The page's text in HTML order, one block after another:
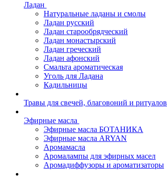
Ладан
Натуральные ладаны и смолы
Ладан русский
Ладан старообрядческий
Ладан монастырский
Ладан греческий
Ладан афонский
Смальта ароматическая
Уголь для Ладана
Кадильницы
Травы для свечей, благовоний и ритуалов
Эфирные масла
Эфирные масла БОТАНИКА
Эфирные масла ARYAN
Аромамасла
Аромалампы для эфирных масел
Аромадиффузоры и ароматизаторы